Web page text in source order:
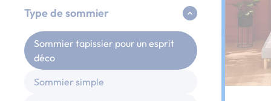
Type de sommier
Sommier tapissier pour un esprit
déco
Sommier simple